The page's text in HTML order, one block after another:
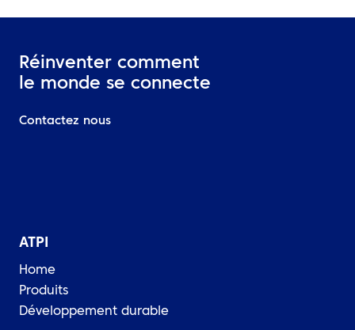
Réinventer comment
le monde se connecte
Contactez nous
ATPI
Home
Produits
Développement durable